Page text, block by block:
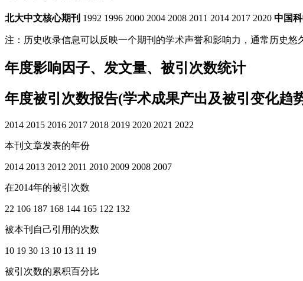
北大中文核心期刊 1992 1996 2000 2004 2008 2011 2014 2017 2020 中国
注：历史收录信息可以反映一个期刊的学术声誉和影响力，通常历史悠
年度影响因子、发文量、被引次数统计
年度被引次数报告(学术成果产出及被引变化趋
2014 2015 2016 2017 2018 2019 2020 2021 2022
本刊文章发表的年份
2014 2013 2012 2011 2010 2009 2008 2007
在2014年的被引次数
22 106 187 168 144 165 122 132
被本刊自己引用的次数
10 19 30 13 10 13 11 19
被引次数的累积百分比